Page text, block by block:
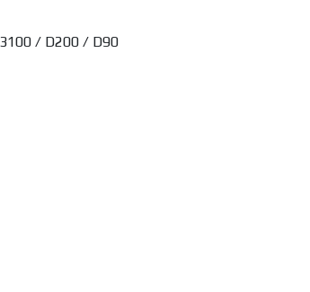
/ D200 / D90